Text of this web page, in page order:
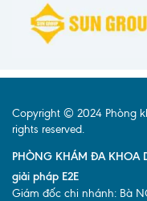
Copyright © 2024 Phòng
rights reserved.
PHÒNG KHÁM ĐA KHOA
giải pháp E2E
Giám đốc chi nhánh: Bà